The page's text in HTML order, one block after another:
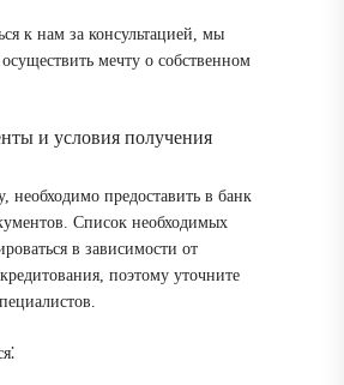
к нам за консультацией, мы
мечту о собственном
и условия получения
необходимо предоставить в банк
Список необходимых
в зависимости от
поэтому уточните